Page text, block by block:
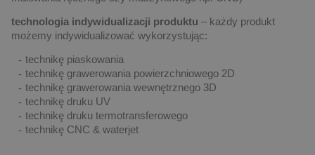
technologia indywidualizacji produktu – każdy produkt
możemy indywidualizować wykorzystując:
technikę piaskowania
technikę grawerowania powierzchniowego 2D
technikę grawerowania wewnętrznego 3D
technikę druku UV
technikę druku termotransferowego
technikę CNC & waterjet